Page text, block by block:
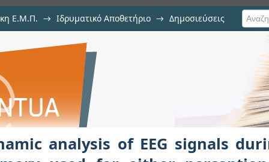
Ε.Μ.Π. → Ιδρυματικό Αποθετήριο → Δημοσιεύσεις
EEG signals during spatial
or planning of action
analysis of EEG signals